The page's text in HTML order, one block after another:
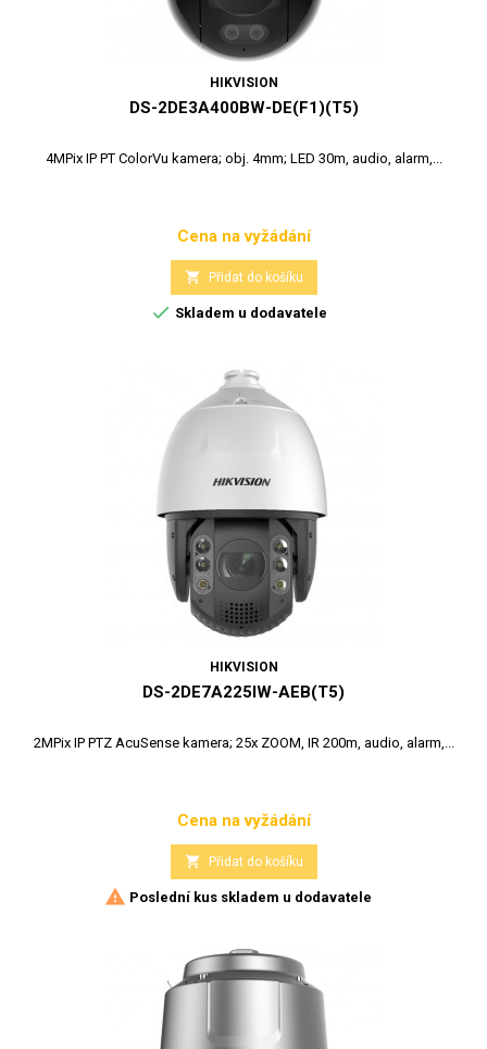
HIKVISION
DS-2DE3A400BW-DE(F1)(T5)
4MPix IP PT ColorVu kamera; obj. 4mm; LED 30m, audio, alarm,...
Cena
Cena na vyžádání
 Přidat do košíku
 Skladem u dodavatele
HIKVISION
DS-2DE7A225IW-AEB(T5)
2MPix IP PTZ AcuSense kamera; 25x ZOOM, IR 200m, audio, alarm,...
Cena
Cena na vyžádání
 Přidat do košíku
 Poslední kus skladem u dodavatele